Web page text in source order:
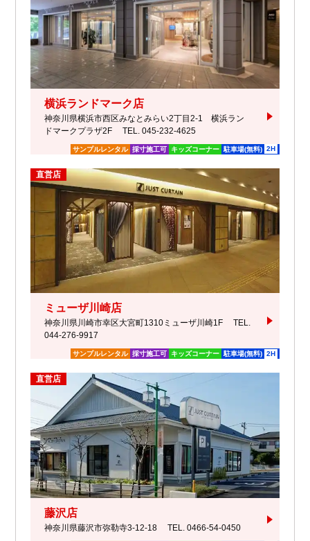
横浜ランドマーク店
神奈川県横浜市西区みなとみらい2丁目2-1 横浜ラン
ドマークプラザ2F
TEL. 045-232-4625
サンプルレンタル 採寸施工可 キッズコーナー 駐車場(無料) 2H
直営店
ミューザ川崎店
神奈川県川崎市幸区大宮町1310ミューザ川崎1F
TEL.
044-276-9917
サンプルレンタル 採寸施工可 キッズコーナー 駐車場(無料) 2H
直営店
藤沢店
神奈川県藤沢市弥勒寺3-12-18 TEL. 0466-54-0450